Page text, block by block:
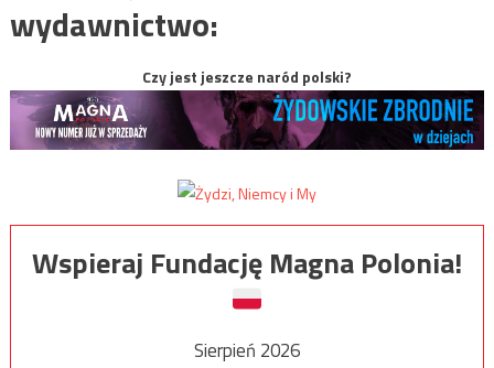
wydawnictwo:
Czy jest jeszcze naród polski?
Wspieraj Fundację Magna Polonia!
Sierpień 2026